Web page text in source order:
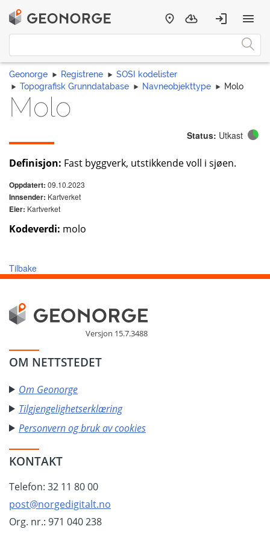
Geonorge Registrene
SOSI kodelister
Topografisk Grunndatabase
Navneobjekttype Molo
Molo
Status: Utkast
Definisjon: Fast byggverk, utstikkende voll i sjøen.
Oppdatert: 09.10.2023
Innsender: Kartverket
Eier: Kartverket
Kodeverdi: molo
Tilbake